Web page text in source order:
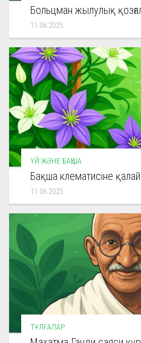
Больцман жылулық
11.06.2025
ҮЙ ЖӘНЕ БАҚША
Бақша клематисіне
11.06.2025
ТҰЛҒАЛАР